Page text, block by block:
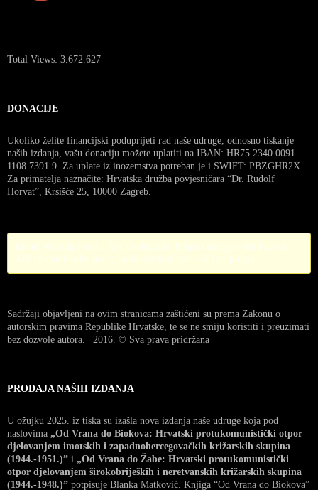
Total Views: 3.672.627
DONACIJE
Ukoliko želite financijski poduprijeti rad naše udruge, odnosno tiskanje
naših izdanja, vašu donaciju možete uplatiti na IBAN: HR75 2340 0091
1108 7391 9. Za uplate iz inozemstva potreban je i SWIFT: PBZGHR2X.
Za primatelja naznačite: Hrvatska družba povjesničara “Dr. Rudolf
Horvat”, Krsišće 25, 10000 Zagreb.
Sadržaji objavljeni na ovim stranicama zaštićeni su prema Zakonu o
autorskim pravima Republike Hrvatske, te se ne smiju koristiti i preuzimati
bez dozvole autora. | 2016. © Sva prava pridržana
PRODAJA NAŠIH IZDANJA
U ožujku 2025. iz tiska su izašla nova izdanja naše udruge koja pod
naslovima „Od Vrana do Biokova: Hrvatski protukomunistički otpor
djelovanjem imotskih i zapadnohercegovačkih križarskih skupina
(1944.-1951.)” i „Od Vrana do Žabe: Hrvatski protukomunistički
otpor djelovanjem širokobrijeških i neretvanskih križarskih skupina
(1944.-1948.)” potpisuje Blanka Matković. Knjiga “Od Vrana do Biokova”